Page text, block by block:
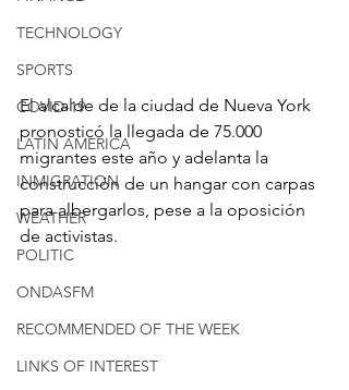
TECHNOLOGY
SPORTS
COVID-19
LATIN AMERICA
INMIGRATION
WEATHER
POLITIC
ONDASFM
RECOMMENDED OF THE WEEK
LINKS OF INTEREST
El alcalde de la ciudad de Nueva York
pronosticó la llegada de 75.000
migrantes este año y adelanta la
construcción de un hangar con carpas
para albergarlos, pese a la oposición
de activistas.